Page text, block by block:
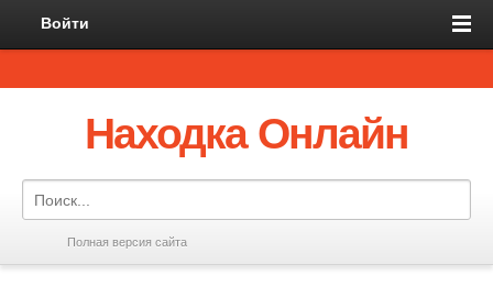
Войти
Находка Онлайн
Полная версия сайта